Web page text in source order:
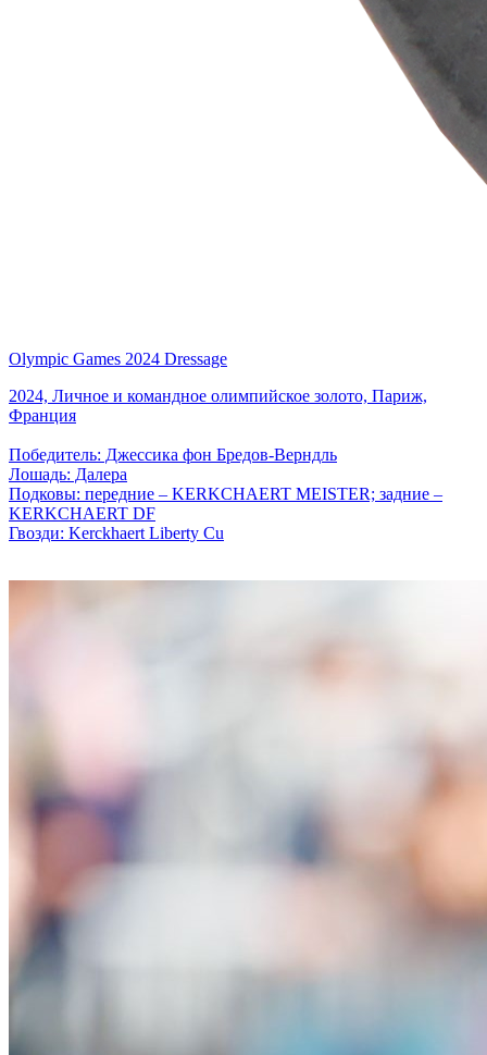
Olympic Games 2024 Dressage
2024, Личное и командное олимпийское золото, Париж,
Франция
Победитель: Джессика фон Бредов-Верндль
Лошадь: Далера
Подковы: передние – KERKCHAERT MEISTER; задние –
KERKCHAERT DF
Гвозди: Kerckhaert Liberty Cu